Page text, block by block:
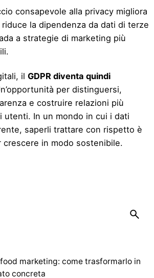
marketing: come trasformarlo in
concreta
consapevole alla privacy migliora
la dipendenza da dati di terze
a strategie di marketing più
il GDPR diventa quindi
per distinguersi,
e costruire relazioni più
utenti. In un mondo in cui i dati
saperli trattare con rispetto è
crescere in modo sostenibile.